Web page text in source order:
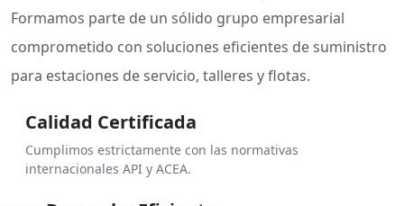
Formamos parte de un sólido grupo empresarial
comprometido con soluciones eficientes de suministro
para estaciones de servicio, talleres y flotas.
Calidad Certificada
Cumplimos estrictamente con las normativas
internacionales API y ACEA.